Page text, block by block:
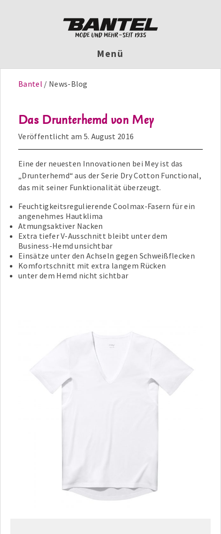
Menü
Bantel News-Blog
Das Drunterhemd von Mey
Veröffentlicht am 5. August 2016
Eine der neuesten Innovationen bei Mey ist das
„Drunterhemd“ aus der Serie Dry Cotton Functional,
das mit seiner Funktionalität überzeugt.
Feuchtigkeitsregulierende Coolmax-Fasern für ein
angenehmes Hautklima
Atmungsaktiver Nacken
Extra tiefer V-Ausschnitt bleibt unter dem
Business-Hemd unsichtbar
Einsätze unter den Achseln gegen Schweißflecken
Komfortschnitt mit extra langem Rücken
unter dem Hemd nicht sichtbar